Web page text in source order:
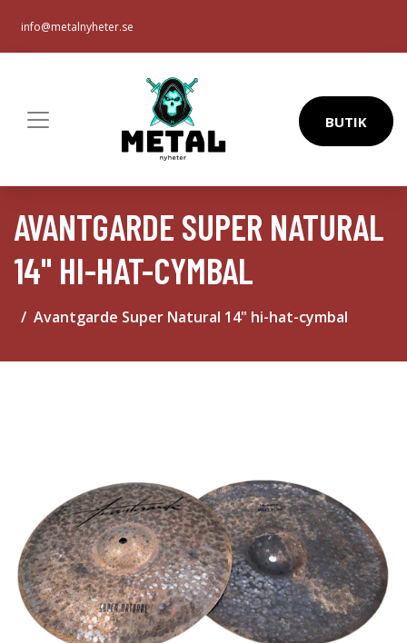
info@metalnyheter.se
BUTIK
AVANTGARDE SUPER NATURAL
14" HI-HAT-CYMBAL
Avantgarde Super Natural 14" hi-hat-cymbal